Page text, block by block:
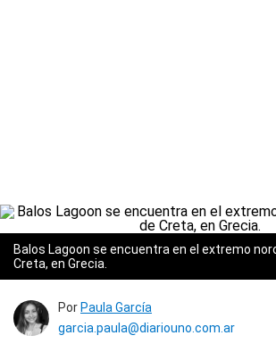
Balos Lagoon se encuentra en el extremo
Creta, en Grecia.
Por Paula García
garcia.paula@diariouno.com.ar